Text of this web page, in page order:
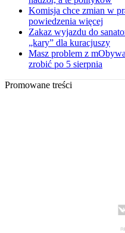
Komisja chce zmian w
powiedzenia więcej
Zakaz wyjazdu do
„kary” dla kuracjuszy
Masz problem z
zrobić po 5 sierpnia
Promowane treści